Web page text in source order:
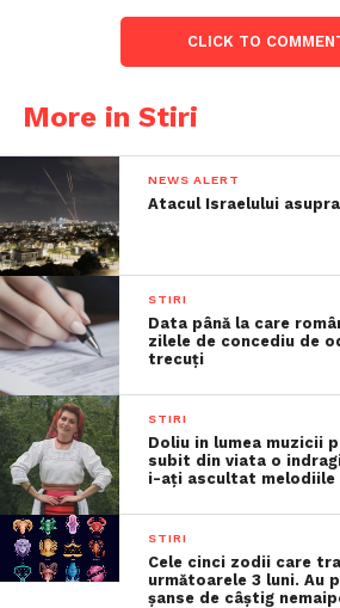
CLICK TO
More in Stiri
NEWS ALERT
Atacul Israelului
STIRI
Data până la care
zilele de concediu de
trecuţi
STIRI
Doliu in lumea muzicii
subit din viata o
i-ați ascultat melodiile
STIRI
Cele cinci zodii care
următoarele 3 luni. Au
șanse de câștig